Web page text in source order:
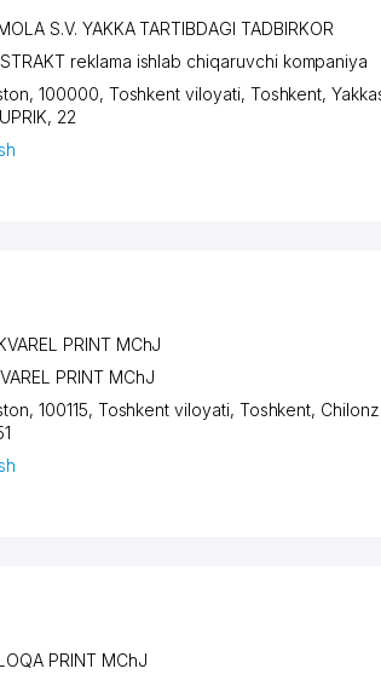
S.V. YAKKA TARTIBDAGI TADBIRKOR
reklama ishlab chiqaruvchi kompaniya
100000, Toshkent viloyati, Toshkent,
, 22
PRINT MChJ
PRINT MChJ
100115, Toshkent viloyati, Toshkent,
PRINT MChJ